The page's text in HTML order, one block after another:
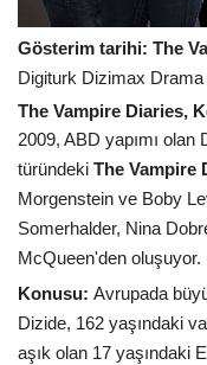
Gösterim tarihi: The
Digiturk Dizimax Drama
The Vampire Diaries,
2009, ABD yapımı
türündeki The Vampire
Morgenstein ve Boby
Somerhalder, Nina
McQueen'den oluşuyor.
Konusu: Avrupada
Dizide, 162 yaşındaki
aşık olan 17 yaşındaki